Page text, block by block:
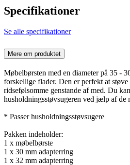
Specifikationer
Se alle specifikationer
Mere om produktet
Møbelbørsten med en diameter på 35 -
forskellige flader. Den er perfekt at
ridsefølsomme genstande af med. Du
husholdningsstøvsugeren ved jælp af de
* Passer husholdningsstøvsugere
Pakken indeholder:
1 x møbelbørste
1 x 30 mm adapterring
1 x 32 mm adapterring